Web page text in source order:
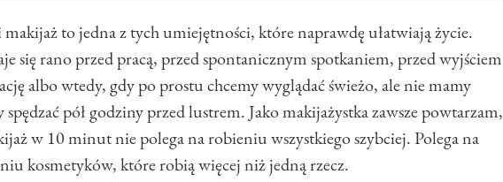
makijaż to jedna z tych umiejętności, które naprawdę ułatwiają życie.
się rano przed pracą, przed spontanicznym spotkaniem, przed wyjściem
albo wtedy, gdy po prostu chcemy wyglądać świeżo, ale nie mamy
spędzać pół godziny przed lustrem. Jako makijażystka zawsze powtarzam,
w 10 minut nie polega na robieniu wszystkiego szybciej. Polega na
kosmetyków, które robią więcej niż jedną rzecz.